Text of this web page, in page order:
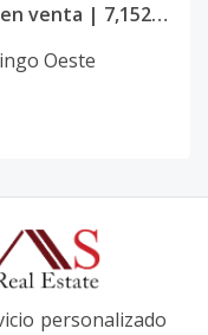
Terreno industrial y comercial en venta | 7,152.96 m² | Mirador del Oeste, Haina
Oeste
personalizado